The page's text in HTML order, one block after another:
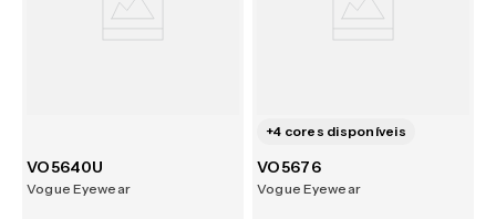
VO5640U
Vogue Eyewear
+4 cores disponíveis
VO5676
Vogue Eyewear